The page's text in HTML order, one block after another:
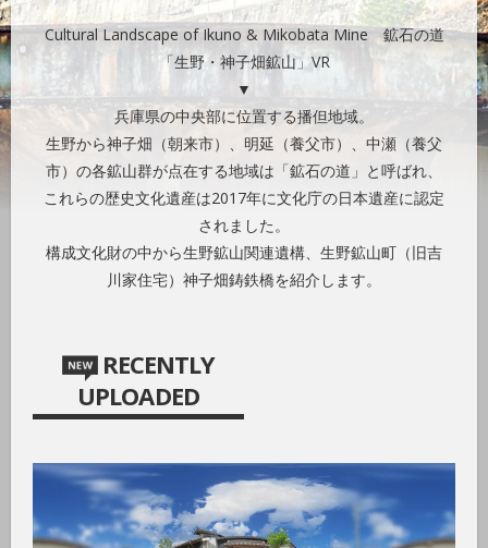
Cultural Landscape of Ikuno & Mikobata Mine 鉱石の道
「生野・神子畑鉱山」VR
▼
兵庫県の中央部に位置する播但地域。
生野から神子畑（朝来市）、明延（養父市）、中瀬（養父
市）の各鉱山群が点在する地域は「鉱石の道」と呼ばれ、
これらの歴史文化遺産は2017年に文化庁の日本遺産に認定
されました。
構成文化財の中から生野鉱山関連遺構、生野鉱山町（旧吉
川家住宅）神子畑鋳鉄橋を紹介します。
RECENTLY
UPLOADED